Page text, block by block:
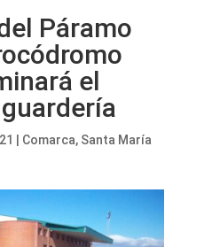
Páramo
el
Comarca, Santa María